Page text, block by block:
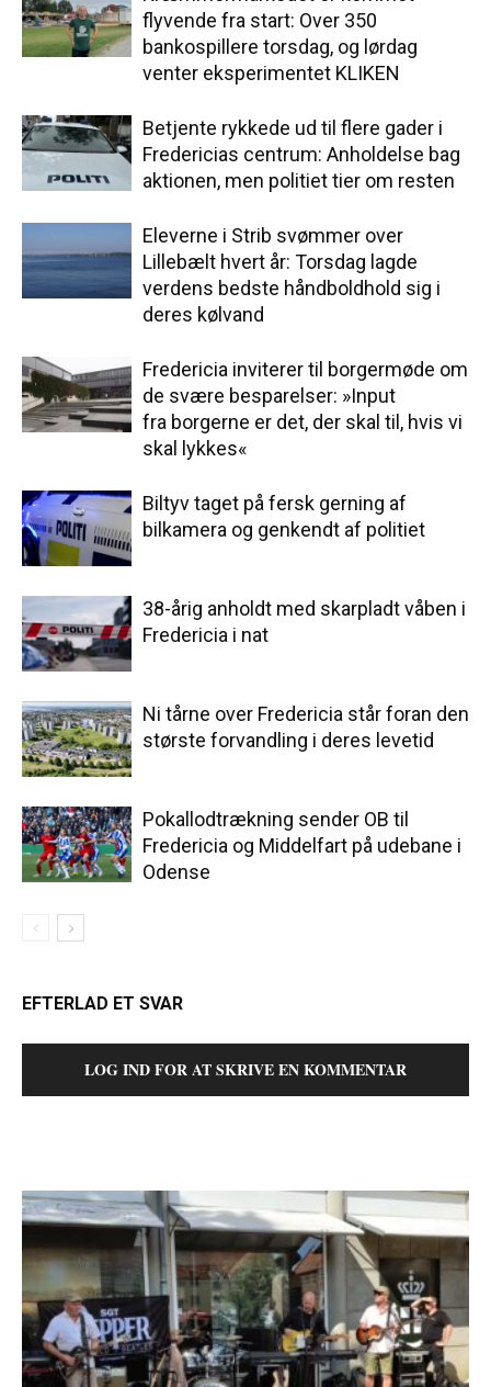
flyvende fra start: Over 350
bankospillere torsdag, og lørdag
venter eksperimentet KLIKEN
Betjente rykkede ud til flere gader i
Fredericias centrum: Anholdelse bag
aktionen, men politiet tier om resten
Eleverne i Strib svømmer over
Lillebælt hvert år: Torsdag lagde
verdens bedste håndboldhold sig i
deres kølvand
Fredericia inviterer til borgermøde om
de svære besparelser: »Input
fra borgerne er det, der skal til, hvis vi
skal lykkes«
Biltyv taget på fersk gerning af
bilkamera og genkendt af politiet
38-årig anholdt med skarpladt våben i
Fredericia i nat
Ni tårne over Fredericia står foran den
største forvandling i deres levetid
Pokallodtrækning sender OB til
Fredericia og Middelfart på udebane i
Odense
EFTERLAD ET SVAR
LOG IND FOR AT SKRIVE EN KOMMENTAR